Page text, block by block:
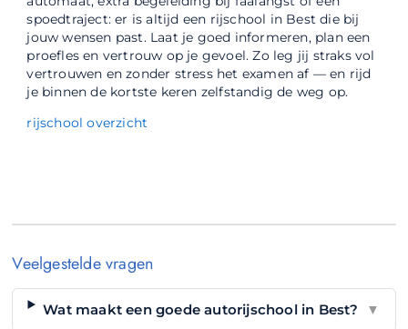
spoedtraject: er is altijd een rijschool in Best die bij
jouw wensen past. Laat je goed informeren, plan een
proefles en vertrouw op je gevoel. Zo leg jij straks vol
vertrouwen en zonder stress het examen af — en rijd
je binnen de kortste keren zelfstandig de weg op.
rijschool overzicht
Veelgestelde vragen
Wat maakt een goede autorijschool in Best? ▼